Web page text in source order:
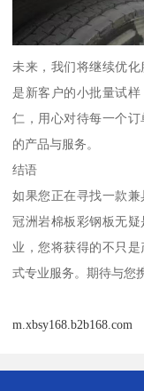
未来，我们将继续优
是新客户的小批量试
仁，用心对待每一个
的产品与服务。
结语
如果您正在寻找一款兼
冠洲岩棉板彩钢板无
业，您将获得的不只
式专业服务。期待与您
m.xbsy168.b2b168.com